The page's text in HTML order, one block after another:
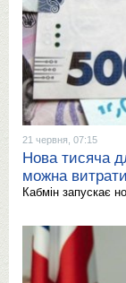
21 червня, 07:15
Нова тисяча
можна
Кабмін запускає